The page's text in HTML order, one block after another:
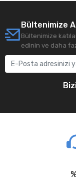
Bültenimize
Bültenimize
edinin ve daha